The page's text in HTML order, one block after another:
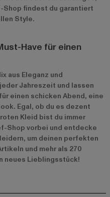
findest du garantiert
Style.
Have für einen
aus Eleganz und
Jahreszeit und lassen
einen schicken Abend, eine
Egal, ob du es dezent
Kleid bist du immer
Shop vorbei und entdecke
um deinen perfekten
und mehr als 270
neues Lieblingsstück!